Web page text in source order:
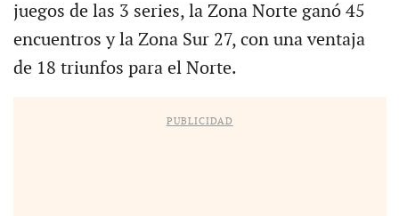
juegos de las 3 series, la Zona Norte ganó 45
encuentros y la Zona Sur 27, con una ventaja
de 18 triunfos para el Norte.
PUBLICIDAD